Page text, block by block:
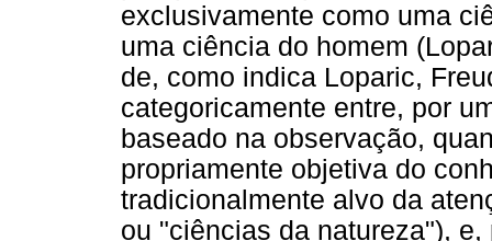
exclusivamente como uma
uma ciência do homem
de, como indica Loparic,
categoricamente entre, por
baseado na observação,
propriamente objetiva do
tradicionalmente alvo da
ou "ciências da natureza"),